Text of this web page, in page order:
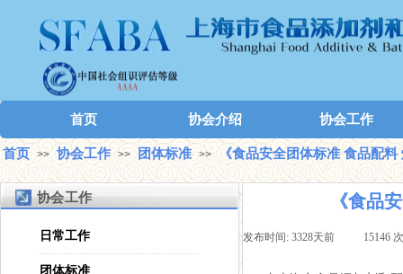
首页 协会介绍 协会工作
首页 >> 协会工作 >> 团体标准 >> 《食品安全团体标准 食品配
日常工作
团体标准
协会工作 《食品
发布时间: 3328天前 15146